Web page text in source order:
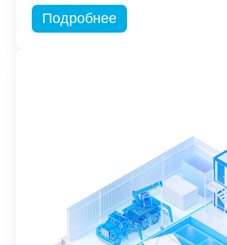
Подробнее